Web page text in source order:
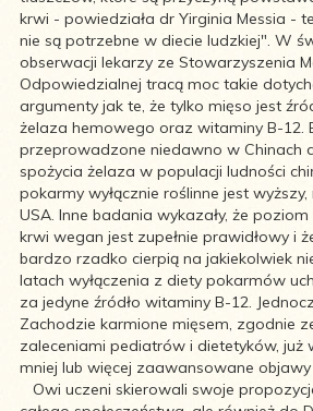
krwi - powiedziała dr Yirginia Messia -
nie są potrzebne w diecie ludzkiej". W
obserwacji lekarzy ze Stowarzyszenia
Odpowiedzialnej tracą moc takie
argumenty jak te, że tylko mięso jest
żelaza hemowego oraz witaminy B-12.
przeprowadzone niedawno w Chinach
spożycia żelaza w populacji ludności
pokarmy wyłącznie roślinne jest
USA. Inne badania wykazały, że
krwi wegan jest zupełnie prawidłowy i
bardzo rzadko cierpią na jakiekolwiek
latach wyłączenia z diety pokarmów
za jedyne źródło witaminy B-12.
Zachodzie karmione mięsem, zgodnie
zaleceniami pediatrów i dietetyków, już
mniej lub więcej zaawansowane objawy
Owi uczeni skierowali swoje